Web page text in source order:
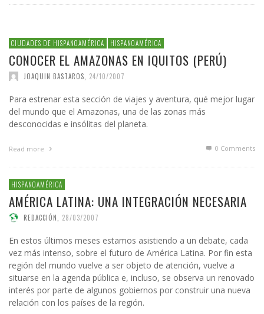
CIUDADES DE HISPANOAMÉRICA HISPANOAMÉRICA
CONOCER EL AMAZONAS EN IQUITOS (PERÚ)
JOAQUIN BASTAROS 24/10/2007
Para estrenar esta sección de viajes y aventura, qué mejor lugar
del mundo que el Amazonas, una de las zonas más
desconocidas e insólitas del planeta.
Read more 0 Comments
HISPANOAMÉRICA
AMÉRICA LATINA: UNA INTEGRACIÓN NECESARIA
REDACCIÓN 28/03/2007
En estos últimos meses estamos asistiendo a un debate, cada
vez más intenso, sobre el futuro de América Latina. Por fin esta
región del mundo vuelve a ser objeto de atención, vuelve a
situarse en la agenda pública e, incluso, se observa un renovado
interés por parte de algunos gobiernos por construir una nueva
relación con los países de la región.